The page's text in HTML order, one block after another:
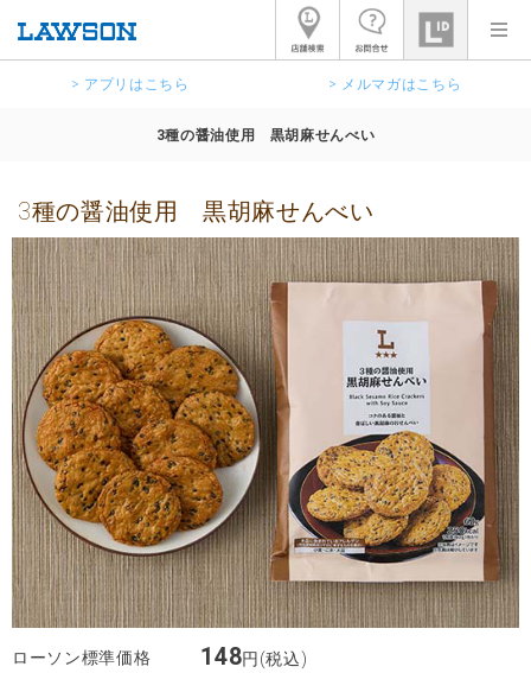
> アプリはこちら > メルマガはこちら
3種の醤油使用 黒胡麻せんべい
3種の醤油使用 黒胡麻せんべい
ローソン標準価格 148円(税込)